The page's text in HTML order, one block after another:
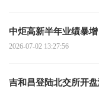
中炬高新半年业绩暴
2026-07-02 13:27:56
吉和昌登陆北交所开